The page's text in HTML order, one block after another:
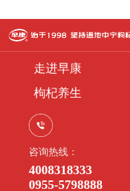
走进早康
枸杞养生
咨询热线：
4008318333
0955-5798888